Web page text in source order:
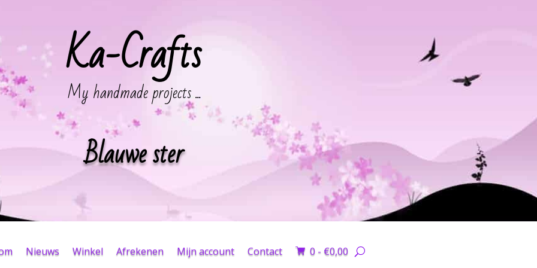
Ka-Crafts
My handmade projects ...
Blauwe ster
Nieuws Winkel Afrekenen Mijn account Contact 0 - €0,00